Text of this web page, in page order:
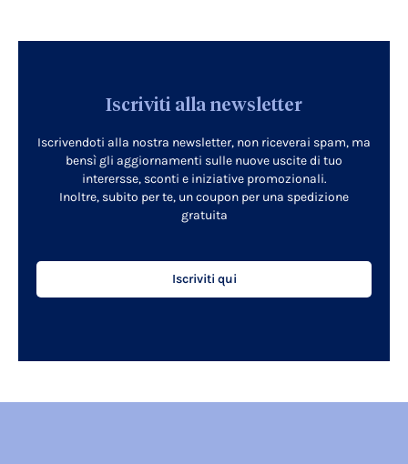
Iscriviti alla newsletter
Iscrivendoti alla nostra newsletter, non riceverai spam, ma
bensì gli aggiornamenti sulle nuove uscite di tuo
interersse, sconti e iniziative promozionali.
Inoltre, subito per te, un coupon per una spedizione
gratuita
Iscriviti qui